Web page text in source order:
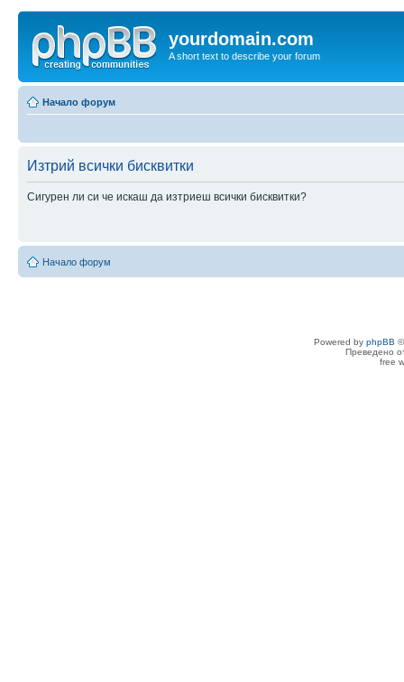
yourdomain.com
A short text to describe your forum
Начало форум
Изтрий всички бисквитки
Сигурен ли си че искаш да изтриеш всички бисквитки?
Начало форум
Powered by phpBB
Преведено
free